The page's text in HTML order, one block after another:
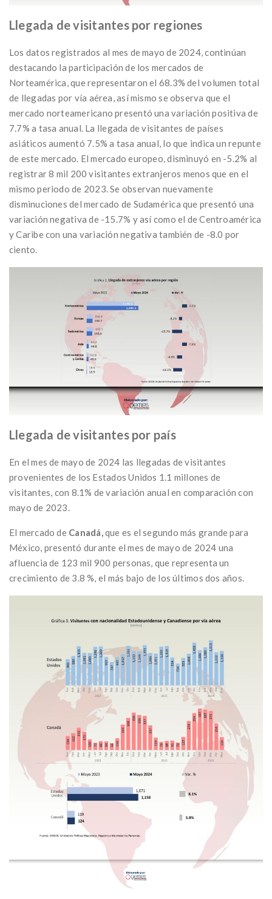
Llegada de visitantes por regiones
Los datos registrados al mes de mayo de 2024, continúan
destacando la participación de los mercados de
Norteamérica, que representaron el 68.3% del volumen total
de llegadas por vía aérea, así mismo se observa que el
mercado norteamericano presentó una variación positiva de
7.7% a tasa anual. La llegada de visitantes de países
asiáticos aumentó 7.5% a tasa anual, lo que indica un repunte
de este mercado. El mercado europeo, disminuyó en -5.2% al
registrar 8 mil 200 visitantes extranjeros menos que en el
mismo periodo de 2023. Se observan nuevamente
disminuciones del mercado de Sudamérica que presentó una
variación negativa de -15.7% y así como el de Centroamérica
y Caribe con una variación negativa también de -8.0 por
ciento.
Llegada de visitantes por país
En el mes de mayo de 2024 las llegadas de visitantes
provenientes de los Estados Unidos 1.1 millones de
visitantes, con 8.1% de variación anual en comparación con
mayo de 2023.
El mercado de Canadá,que es el segundo más grande para
México, presentó durante el mes de mayo de 2024 una
afluencia de 123 mil 900 personas, que representa un
crecimiento de 3.8 %, el más bajo de los últimos dos años.